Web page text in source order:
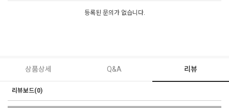
등록된 문의가 없습니다.
상품상세 Q&A 리뷰
리뷰보드(0)